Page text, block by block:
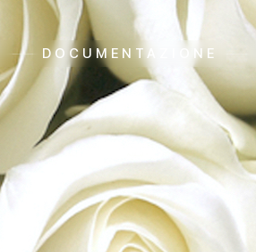
DOCUMENTAZIONE